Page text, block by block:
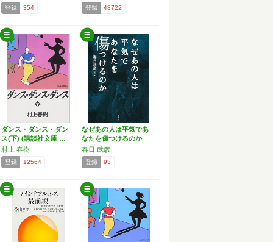
登録 354 登録 48722
ダンス・ダンス・ダン
ス(下) (講談社文庫 …
村上 春樹
登録 12564
なぜあの人は平気であ
なたを傷つけるのか
春日 武彦
登録 93